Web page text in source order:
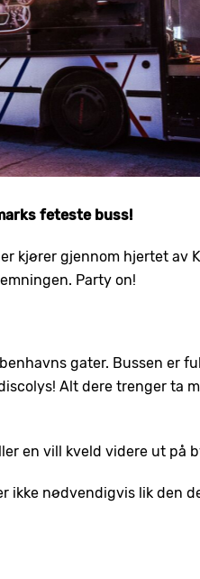
feteste buss!
kjører gjennom hjertet av
Party on!
gater. Bussen er
Alt dere trenger ta
en vill kveld videre ut på
ikke nødvendigvis lik den